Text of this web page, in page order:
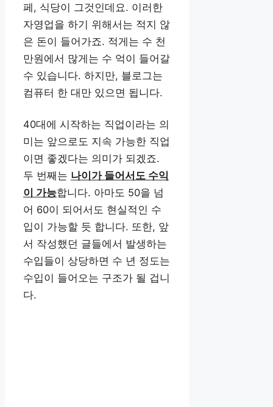
페, 식당이 그것인데요. 이러한
자영업을 하기 위해서는 적지 않
은 돈이 들어가죠. 적게는 수 천
만원에서 많게는 수 억이 들어갈
수 있습니다. 하지만, 블로그는
컴퓨터 한 대만 있으면 됩니다.
40대에 시작하는 직업이라는 의
미는 앞으로도 지속 가능한 직업
이면 좋겠다는 의미가 되겠죠.
두 번째는 나이가 들어서도 수익
이 가능합니다. 아마도 50을 넘
어 60이 되어서도 현실적인 수
입이 가능할 듯 합니다. 또한, 앞
서 작성했던 글들에서 발생하는
수입들이 상당하면 수 년 정도는
수입이 들어오는 구조가 될 겁니
다.